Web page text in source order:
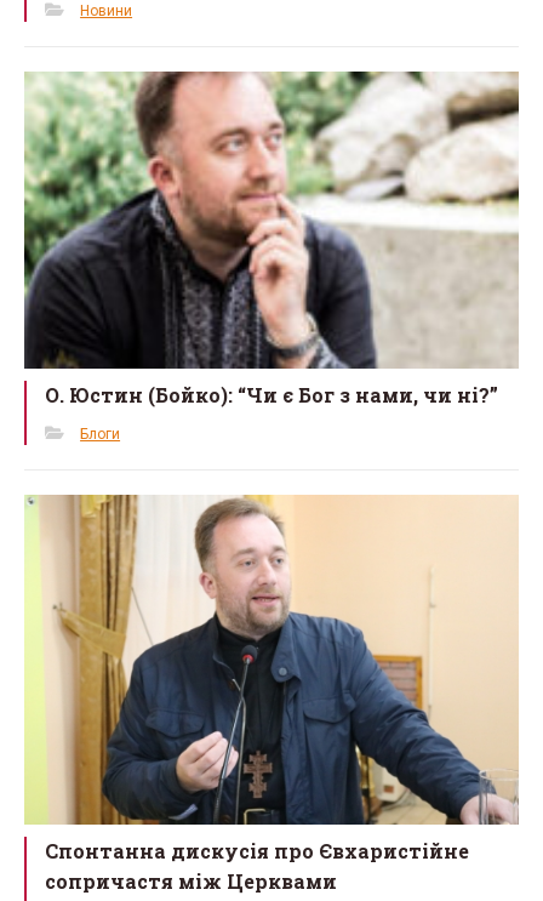
Новини
О. Юстин (Бойко): “Чи є Бог з нами, чи ні?”
Блоги
Спонтанна дискусія про Євхаристійне
сопричастя між Церквами